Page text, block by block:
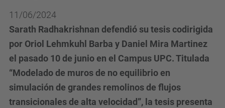
11/06/2024
Sarath Radhakrishnan defendió su tesis codirigida
por Oriol Lehmkuhl Barba y Daniel Mira Martinez
el pasado 10 de junio en el Campus UPC. Titulada
“Modelado de muros de no equilibrio en
simulación de grandes remolinos de flujos
transicionales de alta velocidad”, la tesis presenta